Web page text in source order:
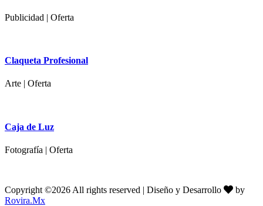
Publicidad | Oferta
Claqueta Profesional
Arte | Oferta
Caja de Luz
Fotografía | Oferta
Copyright ©2026 All rights reserved | Diseño y Desarrollo
by
Rovira.Mx